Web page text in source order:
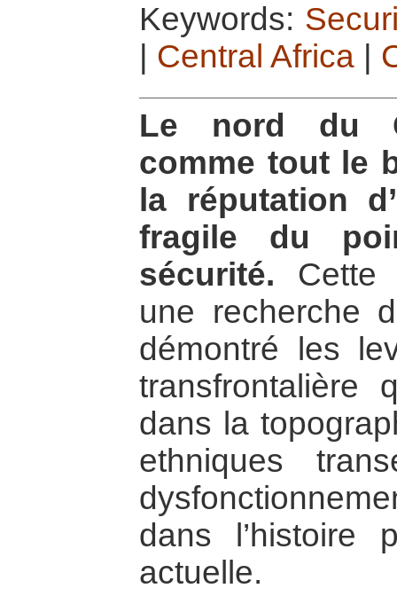
Keywords:
Central Africa
Le nord du
comme tout le
la réputation
fragile du
sécurité. Cette
une recherche
démontré les
transfrontalière
dans la
ethniques
dans l’histoire
actuelle.